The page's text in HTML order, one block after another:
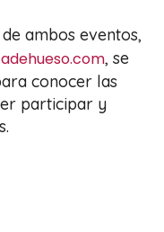
ambos eventos,
, se
conocer las
participar y